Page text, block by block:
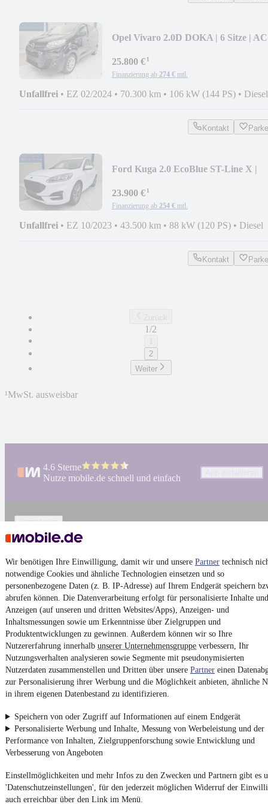
Wir benötigen Ihre Einwilligung, damit wir und unsere Partner technisch
notwendige Cookies und ähnliche Technologien einsetzen und so
personenbezogene Daten (z. B. IP-Adresse) auf Ihrem Endgerät speichern
abrufen können. Die Datenverarbeitung erfolgt für personalisierte Inhalte und
Anzeigen (auf unseren und dritten Websites/Apps), Anzeigen- und
Inhaltsmessungen sowie um Erkenntnisse über Zielgruppen und
Produktentwicklungen zu gewinnen. Außerdem können wir so Ihre
Nutzererfahrung innerhalb unserer Unternehmensgruppe verbessern, Ihr
Nutzungsverhalten analysieren sowie Segmente mit pseudonymisierten
Nutzerdaten zusammenstellen und Dritten über unsere Partner einen
zur Personalisierung ihrer Werbung und die Möglichkeit anbieten, ähnliche
in ihrem eigenen Datenbestand zu identifizieren.
Speichern von oder Zugriff auf Informationen auf einem Endgerät
Personalisierte Werbung und Inhalte, Messung von Werbeleistung und der
Performance von Inhalten, Zielgruppenforschung sowie Entwicklung und
Verbesserung von Angeboten
Einstellmöglichkeiten und mehr Infos zu den Zwecken und Partnern gibt es
'Datenschutzeinstellungen', für den jederzeit möglichen Widerruf der
auch erreichbar über den Link im Menü.
Opel Vivaro 2.0D DOKA | 6 Sitze |
25.800 €¹
Finanzierung ab 274 € mtl.
Unfallfrei • EZ 02/2024 • 70.300 km • 106 kW (144 PS) • Diesel
Kontakt
Ford Kuga 2.0 EcoBlue ST-Line X |
23.900 €¹
Finanzierung ab 254 € mtl.
Unfallfrei • EZ 10/2023 • 43.500 km • 88 kW (120 PS) • Diesel
Kontakt
1/2
2
Weiter
¹MwSt. ausweisbar
4.6 Sterne
Nutze mobile.de schnell und einfach
Impressum
AGB
Vertrag widerrufen
Datenschutz
Datenschutzeinstellungen
Erklärung zur Barrierefreiheit
Report Security Vulnerability (English)
Powered by
VonAuto verkaufenüberE-Bikesund